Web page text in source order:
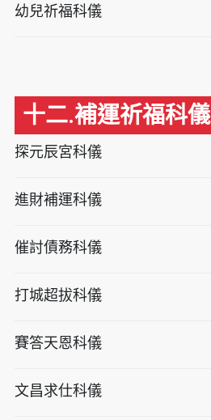
幼兒祈福科儀
十二.補運祈福科儀
探元辰宮科儀
進財補運科儀
催討債務科儀
打城超拔科儀
賽答天恩科儀
文昌求仕科儀